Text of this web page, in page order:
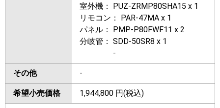
室外機： PUZ-ZRMP80SHA15 x 1
リモコン： PAR-47MA x 1
パネル： PMP-P80FWF11 x 2
分岐管： SDD-50SR8 x 1
-
その他 -
希望小売価格 1,944,800 円(税込)